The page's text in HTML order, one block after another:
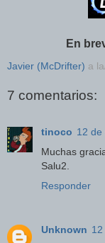
En
Javier (McDrifter) a
7 comentarios:
tinoco 12 de
Muchas
Salu2.
Responder
Unknown